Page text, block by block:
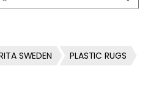
SWEDEN
PLASTIC RUGS